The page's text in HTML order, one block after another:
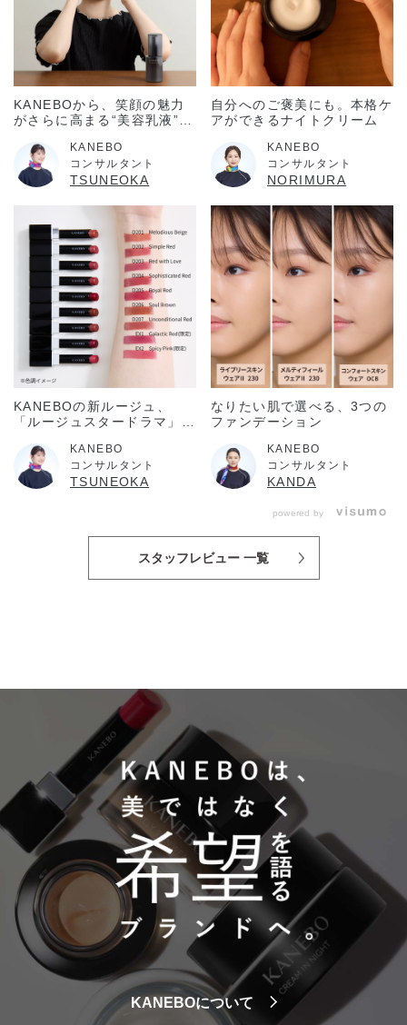
KANEBOから、笑顔の魅力
がさらに高まる“美容乳液”が
KANEBO
コンサルタント
TSUNEOKA
自分へのご褒美にも。本格ケ
アができるナイトクリーム
KANEBO
コンサルタント
NORIMURA
KANEBOの新ルージュ、
「ルージュスタードラマ」誕
を、表情を、想いをドラマテ
ィックに引き立てる。
KANEBO
コンサルタント
TSUNEOKA
なりたい肌で選べる、3つの
ファンデーション
KANEBO
コンサルタント
KANDA
powered by
スタッフレビュー 一覧
KANEBOについて